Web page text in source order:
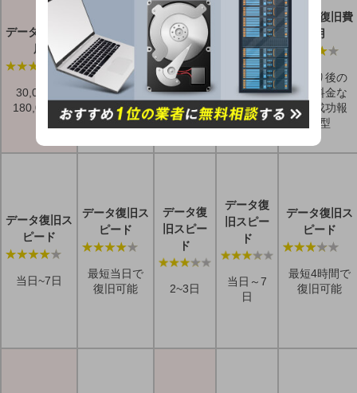
データ復旧費
用
30,000～
180,000円
データ復旧費
用
30,000～
120,000円
データ復
旧費用
27,600
～
196,000
円
データ復
旧費用
41,800
～
195,800
円
データ復旧費
用
見積り後の
追加料金な
し、成功報
酬型
データ復旧ス
ピード
当日~7日
データ復旧ス
ピード
最短当日で
復旧可能
データ復
旧スピー
ド
2~3日
データ復
旧スピー
ド
当日～7
日
データ復旧ス
ピード
最短4時間で
復旧可能